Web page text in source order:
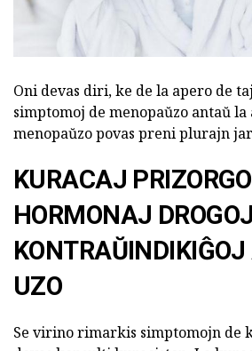
Oni devas diri, ke de la apero de
simptomoj de menopaŭzo antaŭ la
menopaŭzo povas preni plurajn
KURACAJ
HORMONAJ
UZO
Se virino rimarkis simptomojn de